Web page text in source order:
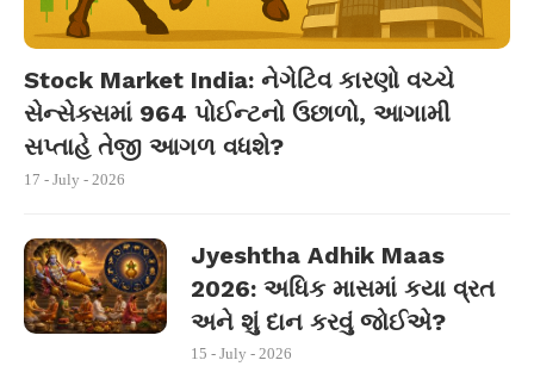
Stock Market India: નેગેટિવ કારણો વચ્ચે
સેન્સેક્સમાં 964 પોઈન્ટનો ઉછાળો, આગામી
સપ્તાહે તેજી આગળ વધશે?
17 - July - 2026
Jyeshtha Adhik Maas
2026: અધિક માસમાં કયા વ્રત
અને શું દાન કરવું જોઈએ?
15 - July - 2026